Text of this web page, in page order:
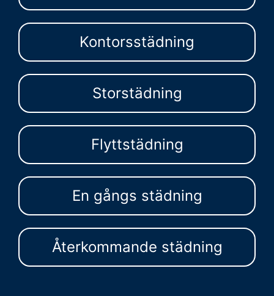
Kontorsstädning
Storstädning
Flyttstädning
En gångs städning
Återkommande städning